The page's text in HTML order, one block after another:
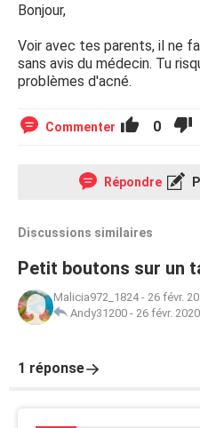
Bonjour,
Voir avec tes parents, il ne
sans avis du médecin. Tu
problèmes d'acné.
Commenter 0
Répondre
Discussions similaires
Petit boutons sur un
Malicia972_1824- 26 févr.
Andy31200 - 26 févr.
1 réponse